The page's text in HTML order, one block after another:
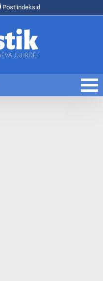
Postiindeksid